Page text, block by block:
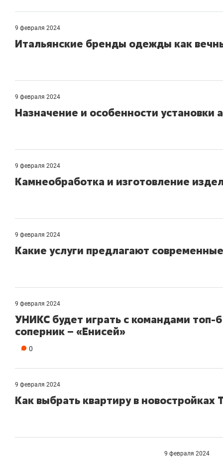
9 февраля 2024
Итальянские бренды одежды как
9 февраля 2024
Назначение и особенности установки
9 февраля 2024
Камнеобработка и изготовление
9 февраля 2024
Какие услуги предлагают
9 февраля 2024
УНИКС будет играть с командами топ-
соперник – «Енисей»
0
9 февраля 2024
Как выбрать квартиру в новостройках
9 февраля 2024